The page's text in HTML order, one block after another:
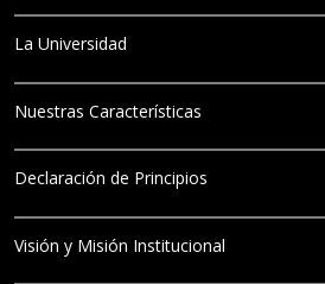
La Universidad
Nuestras Características
Declaración de Principios
Visión y Misión Institucional